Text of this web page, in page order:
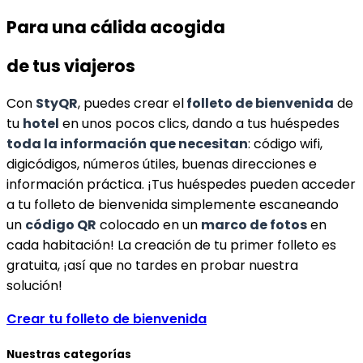
Para una cálida acogida
de tus viajeros
Con StyQR, puedes crear elfolleto de bienvenida de
tu hotel en unos pocos clics, dando a tus huéspedes
toda la información que necesitan: código wifi,
digicódigos, números útiles, buenas direcciones e
información práctica. ¡Tus huéspedes pueden acceder
a tu folleto de bienvenida simplemente escaneando
un código QR colocado en un marco de fotosen
cada habitación! La creación de tu primer folleto es
gratuita, ¡así que no tardes en probar nuestra
solución!
Crear tu folleto de bienvenida
Nuestras categorías